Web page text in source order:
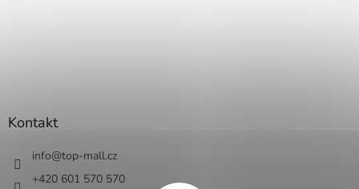
Kontakt
info@top-mall.cz
+420 601 570 570